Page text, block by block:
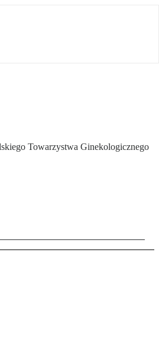
Towarzystwa Ginekologicznego